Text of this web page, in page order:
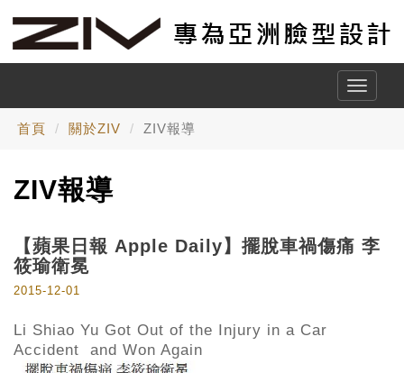
Toggle
首頁 關於ZIV ZIV報導
ZIV報導
【蘋果日報 Apple Daily】擺脫車禍傷痛 李
筱瑜衛冕
2015-12-01
Li Shiao Yu Got Out of the Injury in a Car
Accident and Won Again